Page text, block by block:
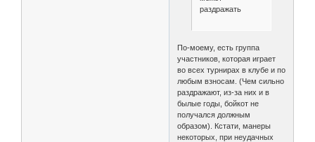
раздражать
По-моему, есть группа
участников, которая играет
во всех турнирах в клубе и по
любым взносам. (Чем сильно
раздражают, из-за них и в
былые годы, бойкот не
получался должным
образом). Кстати, манеры
некоторых, при неудачных